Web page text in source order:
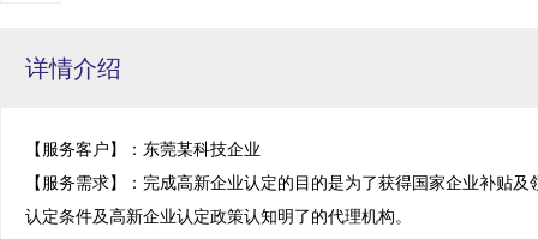
详情介绍
【服务客户】：东莞某科技企业
【服务需求】：完成高新企业认定的目的是为了获得国家企业补贴
认定条件及高新企业认定政策认知明了的代理机构。